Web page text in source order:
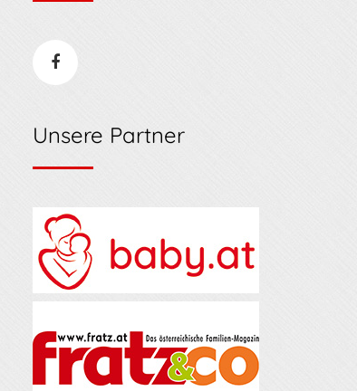
Unsere Partner